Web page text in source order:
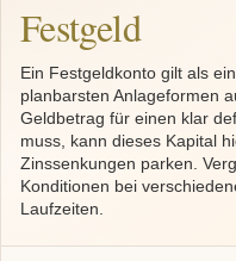
Festgeld
Ein Festgeldkonto gilt als
planbarsten Anlageformen
Geldbetrag für einen klar
muss, kann dieses Kapital
Zinssenkungen parken.
Konditionen bei
Laufzeiten.